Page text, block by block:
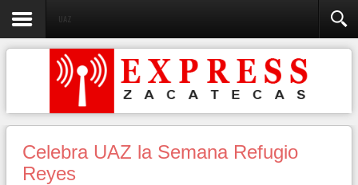
UAZ
Celebra UAZ la Semana Refugio
Reyes